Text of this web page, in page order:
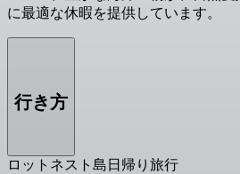
に最適な休暇を提供しています。
行き方
ロットネスト島日帰り旅行